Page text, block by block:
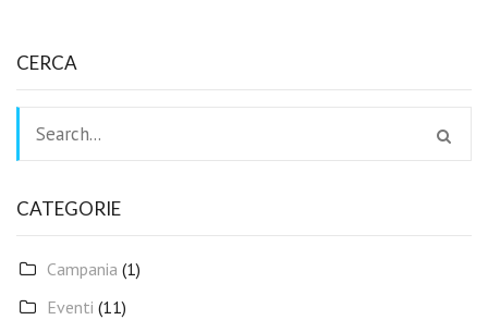
CERCA
CATEGORIE
Campania (1)
Eventi (11)